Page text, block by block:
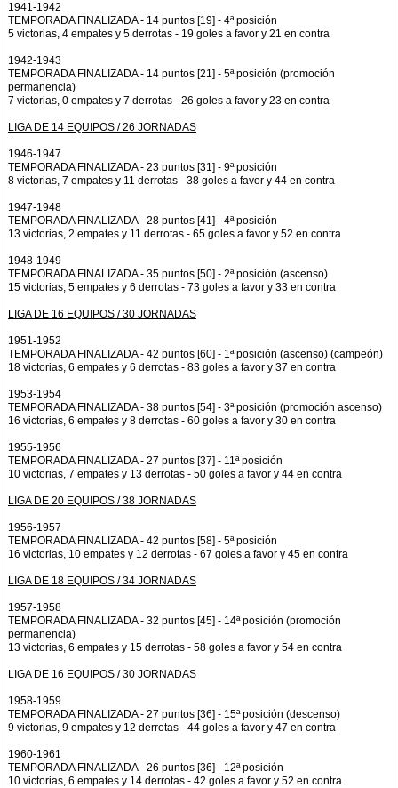
1941-1942
TEMPORADA FINALIZADA - 14 puntos [19] - 4ª posición
5 victorias, 4 empates y 5 derrotas - 19 goles a favor y 21 en contra
1942-1943
TEMPORADA FINALIZADA - 14 puntos [21] - 5ª posición (promoción
permanencia)
7 victorias, 0 empates y 7 derrotas - 26 goles a favor y 23 en contra
LIGA DE 14 EQUIPOS / 26 JORNADAS
1946-1947
TEMPORADA FINALIZADA - 23 puntos [31] - 9ª posición
8 victorias, 7 empates y 11 derrotas - 38 goles a favor y 44 en contra
1947-1948
TEMPORADA FINALIZADA - 28 puntos [41] - 4ª posición
13 victorias, 2 empates y 11 derrotas - 65 goles a favor y 52 en contra
1948-1949
TEMPORADA FINALIZADA - 35 puntos [50] - 2ª posición (ascenso)
15 victorias, 5 empates y 6 derrotas - 73 goles a favor y 33 en contra
LIGA DE 16 EQUIPOS / 30 JORNADAS
1951-1952
TEMPORADA FINALIZADA - 42 puntos [60] - 1ª posición (ascenso) (campeón)
18 victorias, 6 empates y 6 derrotas - 83 goles a favor y 37 en contra
1953-1954
TEMPORADA FINALIZADA - 38 puntos [54] - 3ª posición (promoción ascenso)
16 victorias, 6 empates y 8 derrotas - 60 goles a favor y 30 en contra
1955-1956
TEMPORADA FINALIZADA - 27 puntos [37] - 11ª posición
10 victorias, 7 empates y 13 derrotas - 50 goles a favor y 44 en contra
LIGA DE 20 EQUIPOS / 38 JORNADAS
1956-1957
TEMPORADA FINALIZADA - 42 puntos [58] - 5ª posición
16 victorias, 10 empates y 12 derrotas - 67 goles a favor y 45 en contra
LIGA DE 18 EQUIPOS / 34 JORNADAS
1957-1958
TEMPORADA FINALIZADA - 32 puntos [45] - 14ª posición (promoción
permanencia)
13 victorias, 6 empates y 15 derrotas - 58 goles a favor y 54 en contra
LIGA DE 16 EQUIPOS / 30 JORNADAS
1958-1959
TEMPORADA FINALIZADA - 27 puntos [36] - 15ª posición (descenso)
9 victorias, 9 empates y 12 derrotas - 44 goles a favor y 47 en contra
1960-1961
TEMPORADA FINALIZADA - 26 puntos [36] - 12ª posición
10 victorias, 6 empates y 14 derrotas - 42 goles a favor y 52 en contra